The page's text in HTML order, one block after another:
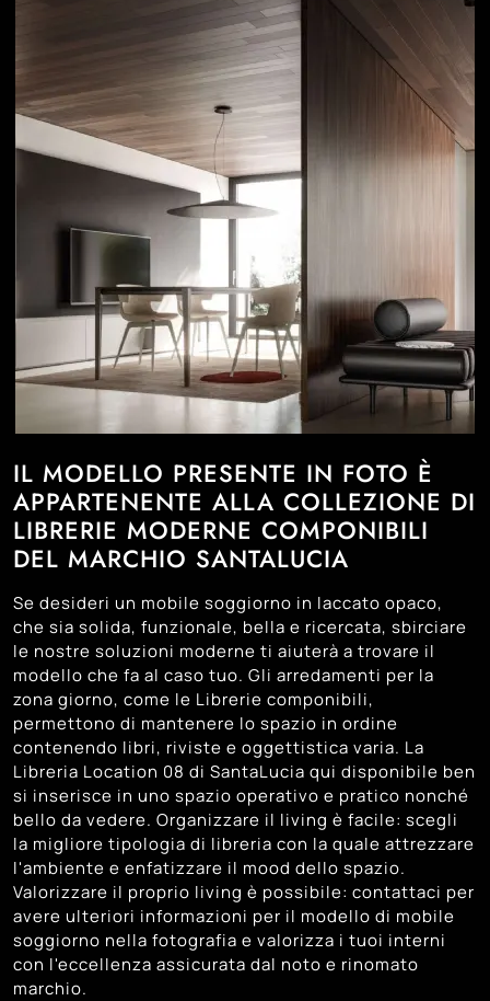
IL MODELLO PRESENTE IN FOTO È
APPARTENENTE ALLA COLLEZIONE DI
LIBRERIE MODERNE COMPONIBILI
DEL MARCHIO SANTALUCIA
Se desideri un mobile soggiorno in laccato opaco,
che sia solida, funzionale, bella e ricercata, sbirciare
le nostre soluzioni moderne ti aiuterà a trovare il
modello che fa al caso tuo. Gli arredamenti per la
zona giorno, come le Librerie componibili,
permettono di mantenere lo spazio in ordine
contenendo libri, riviste e oggettistica varia. La
Libreria Location 08 di SantaLucia qui disponibile ben
si inserisce in uno spazio operativo e pratico nonché
bello da vedere. Organizzare il living è facile: scegli
la migliore tipologia di libreria con la quale attrezzare
l'ambiente e enfatizzare il mood dello spazio.
Valorizzare il proprio living è possibile: contattaci per
avere ulteriori informazioni per il modello di mobile
soggiorno nella fotografia e valorizza i tuoi interni
con l'eccellenza assicurata dal noto e rinomato
marchio.